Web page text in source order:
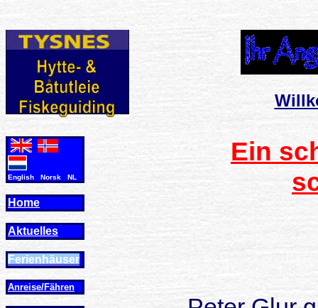
English Norsk NL
Home
Aktuelles
Ferienhäuser
Anreise/Fähren
Ein